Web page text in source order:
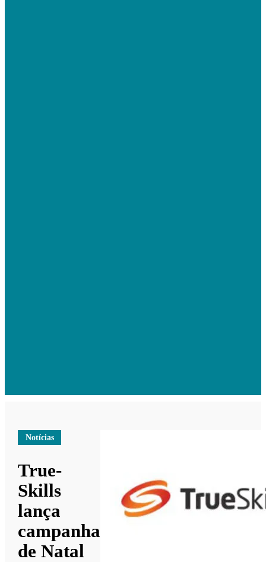
Notícias
True-
Skills
lança
campanha
de Natal